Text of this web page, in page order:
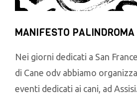
MANIFESTO PALINDROMA
Nei giorni dedicati a San
di Cane odv abbiamo
eventi dedicati ai cani, ad